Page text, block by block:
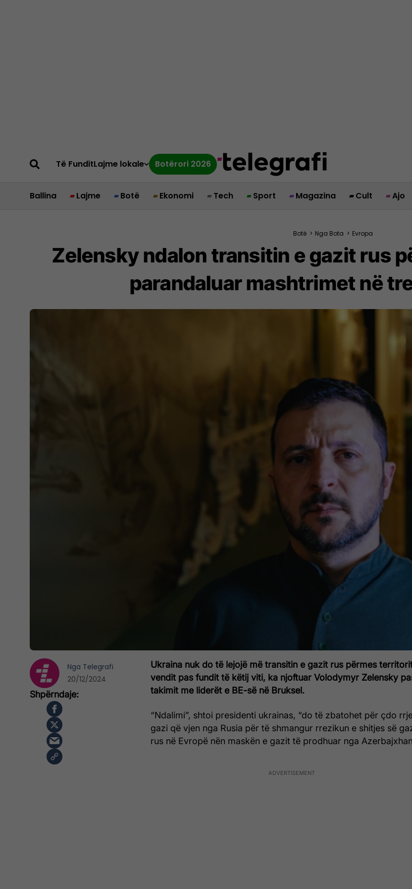
Të FunditLajme lokale Botërori 2026
Ballina Lajme Botë Ekonomi Tech Sport Magazina Cult Ajo
Botë > Nga Bota > Evropa
Zelensky ndalon transitin e gazit rus
parandaluar mashtrimet në
Ukraina nuk do të lejojë më transitin e gazit rus përmes
vendit pas fundit të këtij viti, ka njoftuar Volodymyr Zelensky
takimit me liderët e BE-së në Bruksel.
“Ndalimi”, shtoi presidenti ukrainas, “do të zbatohet për çdo
gazi që vjen nga Rusia për të shmangur rrezikun e shitjes së
rus në Evropë nën maskën e gazit të prodhuar nga
Nga Telegrafi
20/12/2024